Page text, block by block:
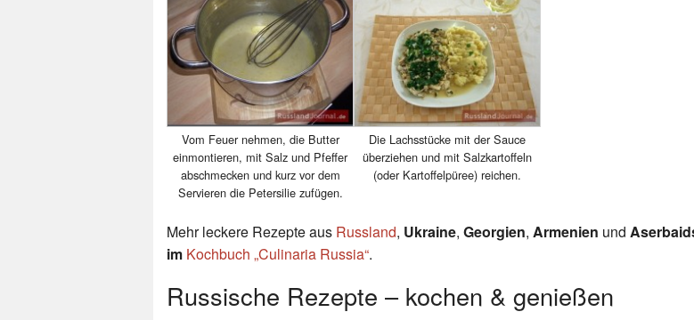
Vom Feuer nehmen, die Butter
einmontieren, mit Salz und Pfeffer
abschmecken und kurz vor dem
Servieren die Petersilie zufügen.
Die Lachsstücke mit der Sauce
überziehen und mit Salzkartoffeln
(oder Kartoffelpüree) reichen.
Mehr leckere Rezepte aus Russland, Ukraine, Georgien, Armenien und
im Kochbuch „Culinaria Russia“.
Russische Rezepte – kochen & genießen